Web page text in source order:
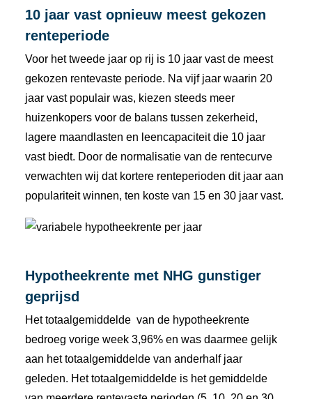
10 jaar vast opnieuw meest gekozen
renteperiode
Voor het tweede jaar op rij is 10 jaar vast de meest
gekozen rentevaste periode. Na vijf jaar waarin 20
jaar vast populair was, kiezen steeds meer
huizenkopers voor de balans tussen zekerheid,
lagere maandlasten en leencapaciteit die 10 jaar
vast biedt. Door de normalisatie van de rentecurve
verwachten wij dat kortere renteperioden dit jaar aan
populariteit winnen, ten koste van 15 en 30 jaar vast.
Hypotheekrente met NHG gunstiger
geprijsd
Het totaalgemiddelde van de hypotheekrente
bedroeg vorige week 3,96% en was daarmee gelijk
aan het totaalgemiddelde van anderhalf jaar
geleden. Het totaalgemiddelde is het gemiddelde